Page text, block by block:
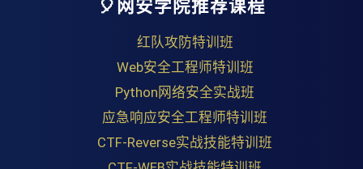
🎈网安学院推荐课程
红队攻防特训班
Web安全工程师特训班
Python网络安全实战班
应急响应安全工程师特训班
CTF-Reverse实战技能特训班